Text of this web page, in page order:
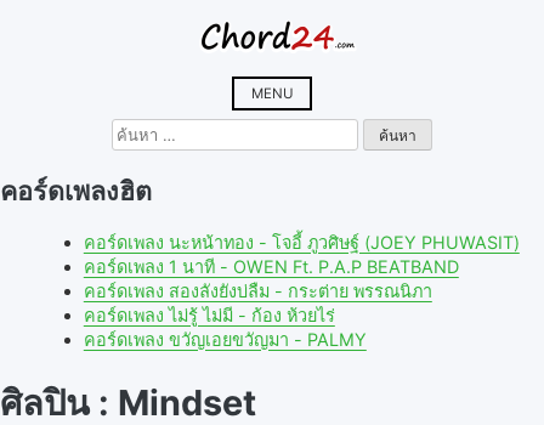
MENU
ค้นหา
สำหรับ:
คอร์ดเพลงฮิต
คอร์ดเพลง นะหน้าทอง - โจอี้ ภูวศิษฐ์ (JOEY PHUWASIT)
คอร์ดเพลง 1 นาที - OWEN Ft. P.A.P BEATBAND
คอร์ดเพลง สองลังยังบ่ลืม - กระต่าย พรรณนิภา
คอร์ดเพลง ไม่รู้ ไม่มี - ก้อง ห้วยไร่
คอร์ดเพลง ขวัญเอยขวัญมา - PALMY
ศิลปิน : Mindset